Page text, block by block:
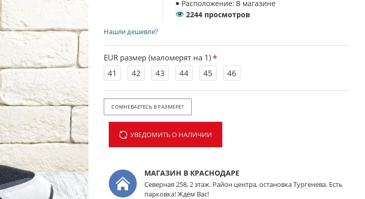
Расположение: В магазине
2244 просмотров
EUR размер (маломерят на 1)
41
42 43 44 45 46
УВЕДОМИТЬ О НАЛИЧИИ
Нашли дешевле?
СОМНЕВАЕТЕСЬ В РАЗМЕРЕ?
МАГАЗИН В КРАСНОДАРЕ
Северная 258, 2 этаж. Район центра, остановка Тургенева. Есть
парковка! Ждём Вас!